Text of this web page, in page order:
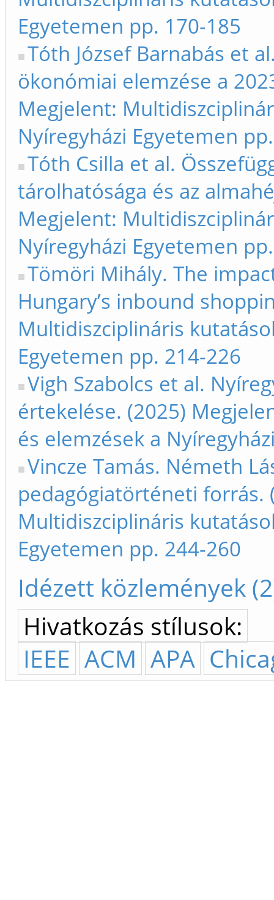
Egyetemen pp. 170-185
Tóth József Barnabás et
ökonómiai elemzése a
Megjelent:
Nyíregyházi Egyetemen
Tóth Csilla et al.
tárolhatósága és az
Megjelent:
Nyíregyházi Egyetemen
Tömöri Mihály. The
Hungary’s inbound
Multidiszciplináris
Egyetemen pp. 214-226
Vigh Szabolcs et al.
értekelése. (2025)
és elemzések a
Vincze Tamás. Németh
pedagógiatörténeti forrás.
Multidiszciplináris
Egyetemen pp. 244-260
Idézett közlemények
Hivatkozás stílusok:
IEEE ACM APA